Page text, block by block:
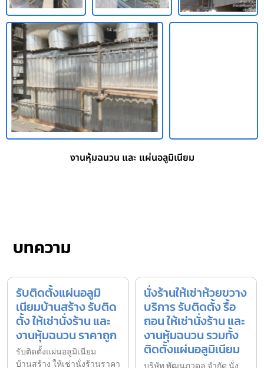
งานหุ้มฉนวน และ แผ่นอลูมิเนียม
บทความ
รับติดตั้งแผ่นอลูมิ
เนียมบ้านสร้าง รับติด
ตั้ง ให้เช่านั่งร้าน และ
งานหุ้มฉนวน ราคาถูก
รับติดตั้งแผ่นอลูมิเนียม
บ้านสร้าง ให้เช่านั่งร้านราคา
นั่งร้านให้เช่าห้วยขวาง
บริการ รับติดตั้ง รื้อ
ถอน ให้เช่านั่งร้าน และ
งานหุ้มฉนวน รวมทั้ง
ติดตั้งแผ่นอลูมิเนียม